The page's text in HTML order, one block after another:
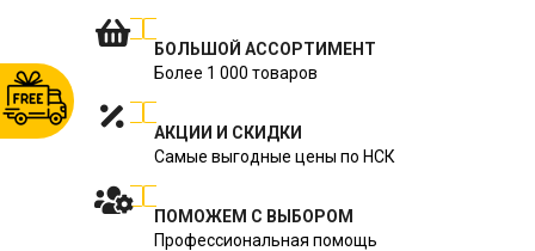
БОЛЬШОЙ АССОРТИМЕНТ
Более 1 000 товаров
АКЦИИ И СКИДКИ
Самые выгодные цены по НСК
ПОМОЖЕМ С ВЫБОРОМ
Профессиональная помощь